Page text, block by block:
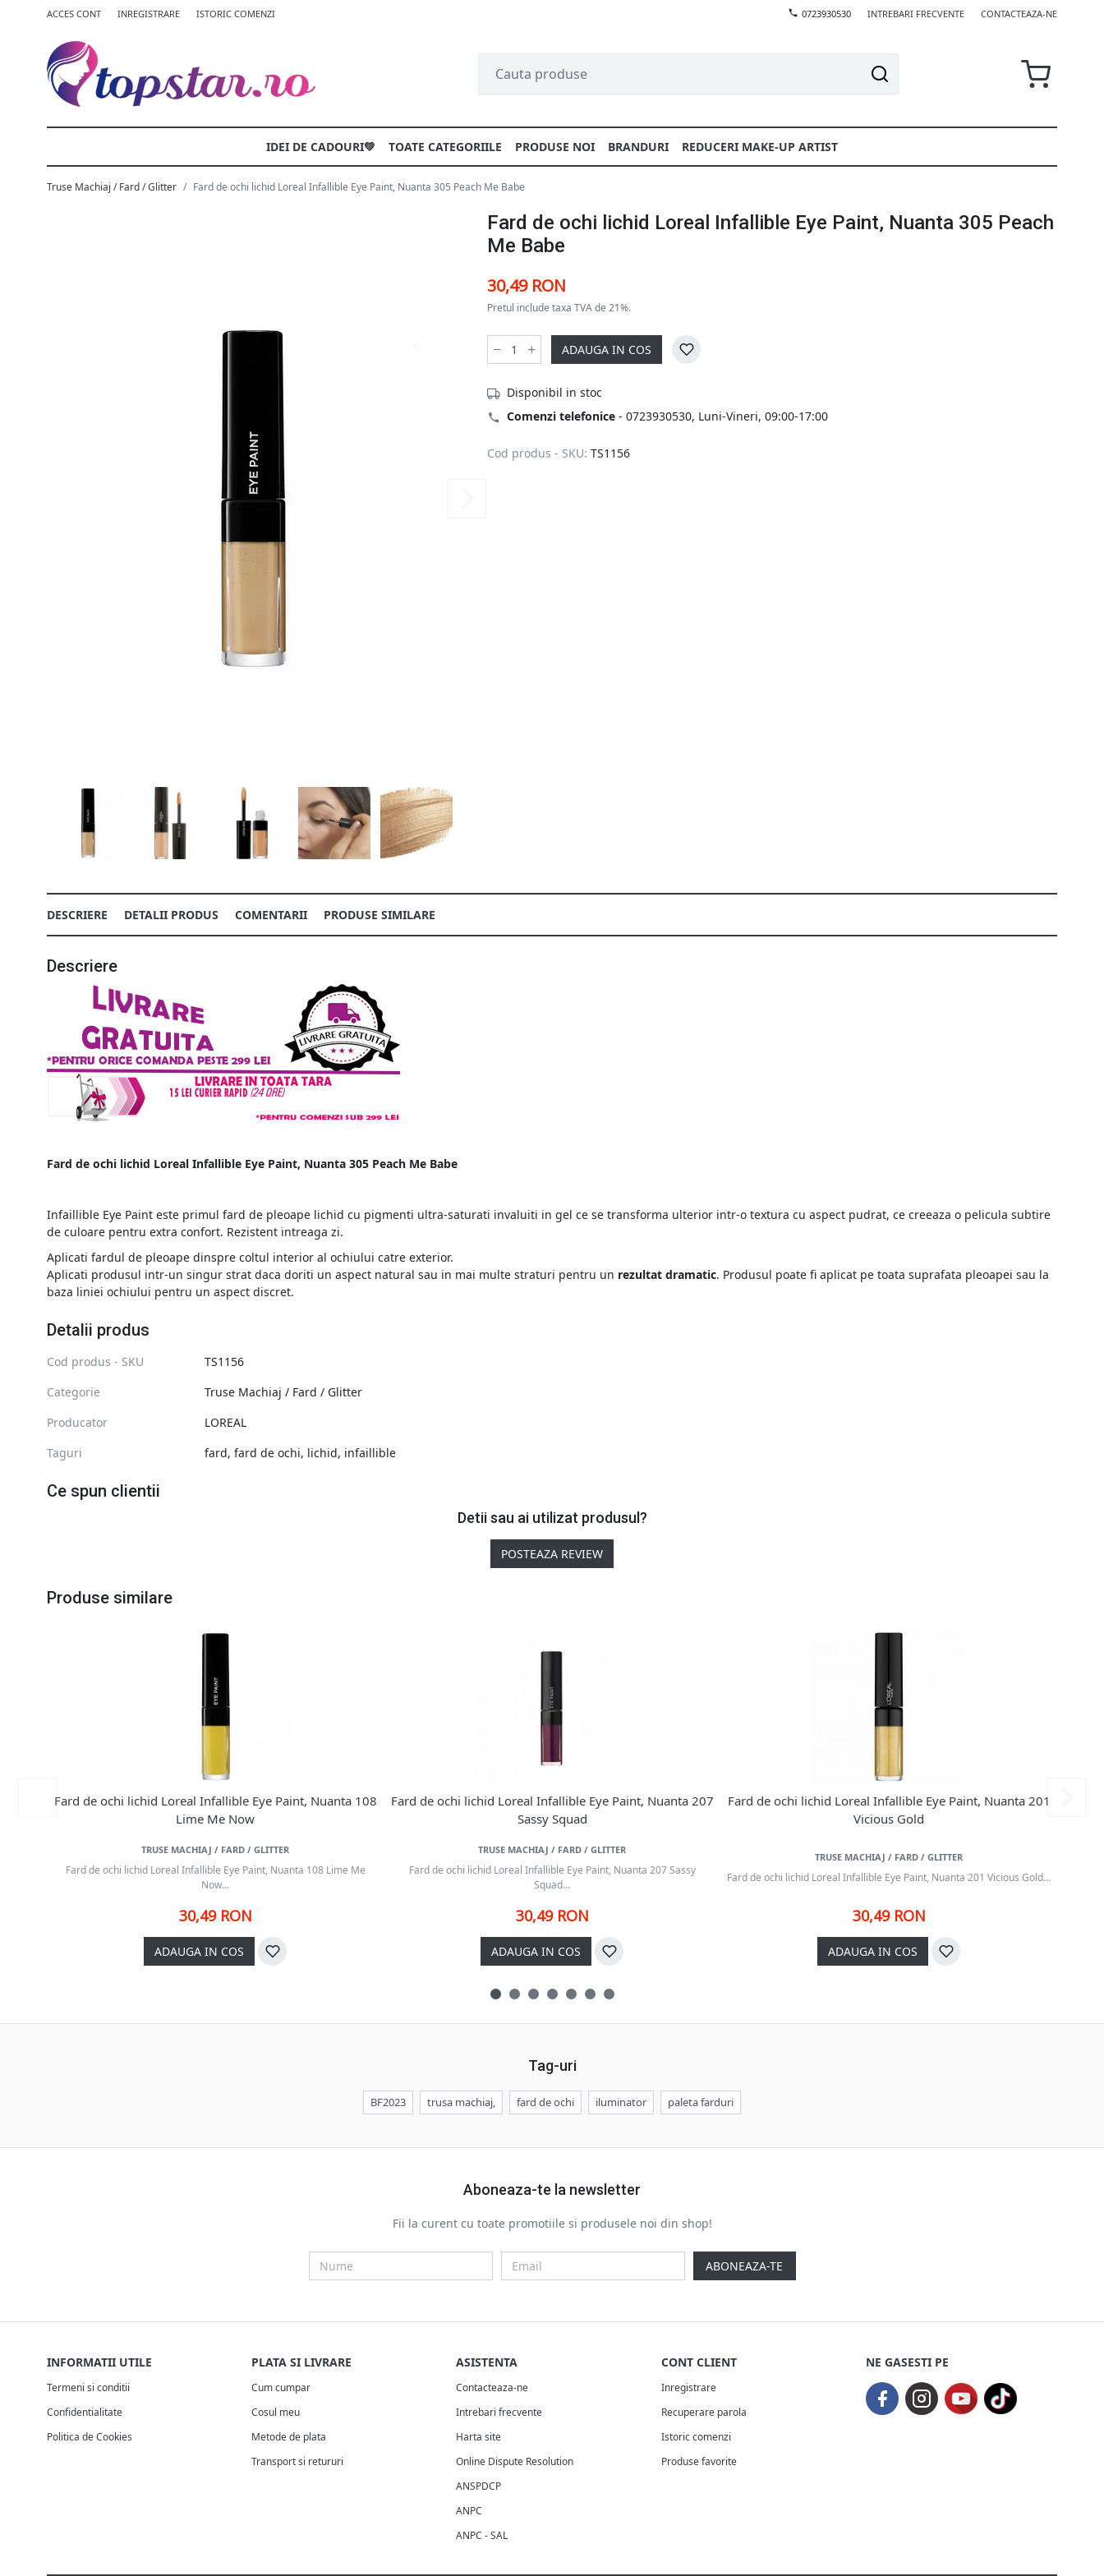
ACCES CONT INREGISTRARE ISTORIC COMENZI 0723930530 INTREBARI FRECVENTE CONTACTEAZA-NE
IDEI DE CADOURI💚 TOATE CATEGORIILE PRODUSE NOI BRANDURI REDUCERI MAKE-UP ARTIST
Truse Machiaj / Fard / Glitter Fard de ochi lichid Loreal Infallible Eye Paint, Nuanta 305 Peach Me Babe
Fard de ochi lichid Loreal Infallible Eye Paint, Nuanta 305 Peach
Me Babe
30,49 RON
Pretul include taxa TVA de 21%.
ADAUGA IN COS
Disponibil in stoc
Comenzi telefonice - 0723930530, Luni-Vineri, 09:00-17:00
Cod produs - SKU: TS1156
DESCRIERE DETALII PRODUS COMENTARII PRODUSE SIMILARE
Descriere
Fard de ochi lichid Loreal Infallible Eye Paint, Nuanta 305 Peach Me Babe
Infaillible Eye Paint este primul fard de pleoape lichid cu pigmenti ultra-saturati invaluiti in gel ce se transforma ulterior intr-o textura cu aspect pudrat, ce creeaza o pelicula subtire
de culoare pentru extra confort. Rezistent intreaga zi.
Aplicati fardul de pleoape dinspre coltul interior al ochiului catre exterior.
Aplicati produsul intr-un singur strat daca doriti un aspect natural sau in mai multe straturi pentru un rezultat dramatic. Produsul poate fi aplicat pe toata suprafata pleoapei sau la
baza liniei ochiului pentru un aspect discret.
Detalii produs
Cod produs - SKU
TS1156
Categorie
Truse Machiaj / Fard / Glitter
Producator
LOREAL
Taguri
fard, fard de ochi, lichid, infaillible
Ce spun clientii
Detii sau ai utilizat produsul?
POSTEAZA REVIEW
Produse similare
Fard de ochi lichid Loreal Infallible Eye Paint, Nuanta 108
Lime Me Now
TRUSE MACHIAJ / FARD / GLITTER
Fard de ochi lichid Loreal Infallible Eye Paint, Nuanta 108 Lime Me
Now...
30,49 RON
ADAUGA IN COS
Fard de ochi lichid Loreal Infallible Eye Paint, Nuanta 207
Sassy Squad
TRUSE MACHIAJ / FARD / GLITTER
Fard de ochi lichid Loreal Infallible Eye Paint, Nuanta 207 Sassy
Squad...
30,49 RON
ADAUGA IN COS
Fard de ochi lichid Loreal Infallible Eye Paint, Nuanta 201
Vicious Gold
TRUSE MACHIAJ / FARD / GLITTER
Fard de ochi lichid Loreal Infallible Eye Paint, Nuanta 201 Vicious Gold...
30,49 RON
ADAUGA IN COS
Tag-uri
BF2023 trusa machiaj, fard de ochi iluminator paleta farduri
Aboneaza-te la newsletter
Fii la curent cu toate promotiile si produsele noi din shop!
ABONEAZA-TE
INFORMATII UTILE
Termeni si conditii
Confidentialitate
Politica de Cookies
PLATA SI LIVRARE
Cum cumpar
Cosul meu
Metode de plata
Transport si retururi
ASISTENTA
Contacteaza-ne
Intrebari frecvente
Harta site
Online Dispute Resolution
ANSPDCP
ANPC
ANPC - SAL
CONT CLIENT
Inregistrare
Recuperare parola
Istoric comenzi
Produse favorite
NE GASESTI PE